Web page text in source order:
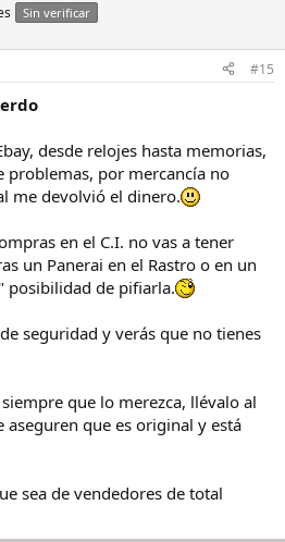
Sin verificar
#15
desde relojes hasta memorias,
problemas, por mercancía no
me devolvió el dinero.
en el C.I. no vas a tener
un Panerai en el Rastro o en un
posibilidad de pifiarla.
seguridad y verás que no tienes
que lo merezca, llévalo al
que es original y está
sea de vendedores de total